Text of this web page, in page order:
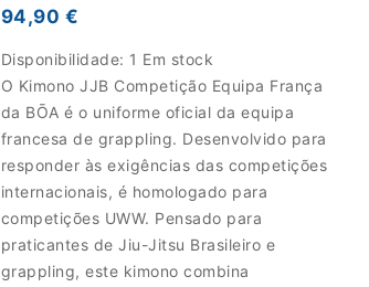
94,90 €
Disponibilidade: 1 Em stock
O Kimono JJB Competição Equipa França
da BŌA é o uniforme oficial da equipa
francesa de grappling. Desenvolvido para
responder às exigências das competições
internacionais, é homologado para
competições UWW. Pensado para
praticantes de Jiu-Jitsu Brasileiro e
grappling, este kimono combina